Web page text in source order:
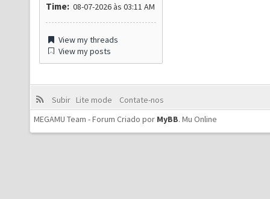
Time: 08-07-2026 às 03:11 AM
View my threads
View my posts
Subir Lite mode
Contate-nos
MEGAMU Team - Forum Criado por MyBB. Mu Online